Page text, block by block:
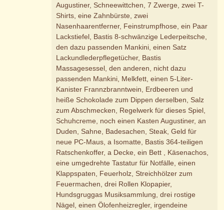
Augustiner, Schneewittchen, 7 Zwerge, zwei T-
Shirts, eine Zahnbürste, zwei
Nasenhaarentferner, Feinstrumpfhose, ein Paar
Lackstiefel, Bastis 8-schwänzige Lederpeitsche,
den dazu passenden Mankini, einen Satz
Lackundlederpflegetücher, Bastis
Massagesessel, den anderen, nicht dazu
passenden Mankini, Melkfett, einen 5-Liter-
Kanister Frannzbranntwein, Erdbeeren und
heiße Schokolade zum Dippen derselben, Salz
zum Abschmecken, Regelwerk für dieses Spiel,
Schuhcreme, noch einen Kasten Augustiner, an
Duden, Sahne, Badesachen, Steak, Geld für
neue PC-Maus, a Isomatte, Bastis 364-teiligen
Ratschenkoffer, a Decke, ein Bett , Käsenachos,
eine umgedrehte Tastatur für Notfälle, einen
Klappspaten, Feuerholz, Streichhölzer zum
Feuermachen, drei Rollen Klopapier,
Hundsgruggas Musiksammlung, drei rostige
Nägel, einen Ölofenheizregler, irgendeine